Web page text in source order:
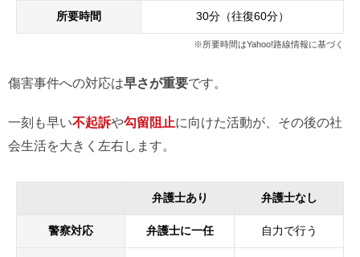
所要時間 30分（往復60分）
※所要時間はYahoo!路線情報に基づく
傷害事件への対応は早さが重要です。
一刻も早い不起訴や勾留阻止に向けた活動が、その後の社
会生活を大きく左右します。
弁護士あり 弁護士なし
警察対応 弁護士に一任 自力で行う